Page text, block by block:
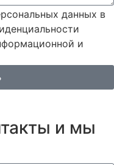
данных в
и
и мы